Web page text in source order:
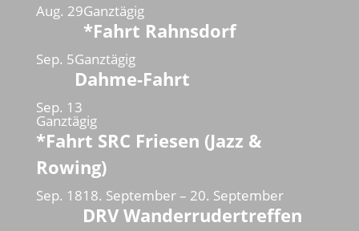
Aug. 29Ganztägig
*Fahrt Rahnsdorf
Sep. 5Ganztägig
Dahme-Fahrt
Sep. 13
Ganztägig
*Fahrt SRC Friesen (Jazz &
Rowing)
Sep. 1818. September– 20. September
DRV Wanderrudertreffen